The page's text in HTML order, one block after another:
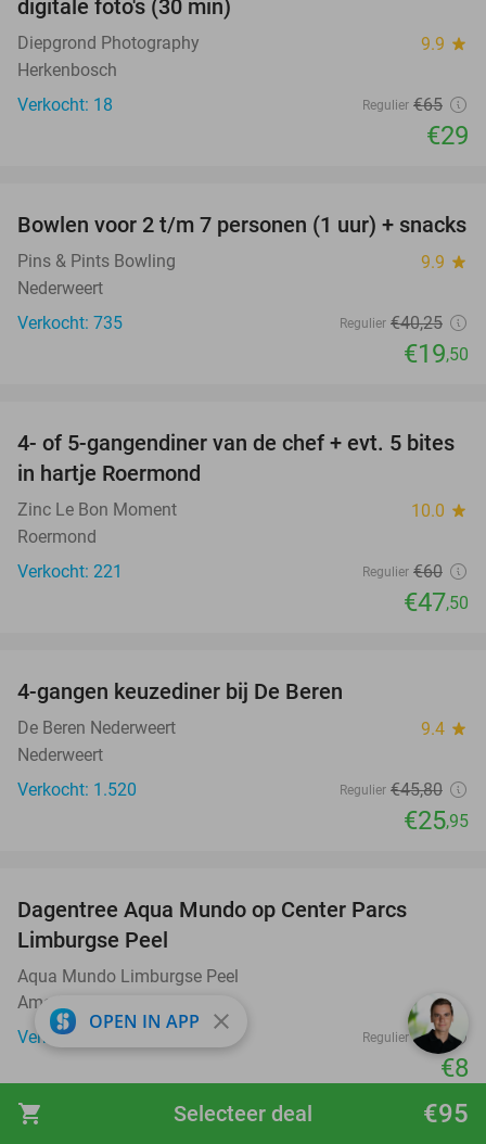
shopping_cart €95
Selecteer deal
digitale foto's (30 min)
Diepgrond Photography 9.9 star
Herkenbosch
Verkocht: 18
Regulier €65
€29
52%
Bowlen voor 2 t/m 7 personen (1 uur) + snacks
Pins & Pints Bowling 9.9 star
Nederweert
Verkocht: 735
Regulier €40,25
€19,50
21%
4- of 5-gangendiner van de chef + evt. 5 bites
in hartje Roermond
Zinc Le Bon Moment 10.0 star
Roermond
Verkocht: 221
Regulier €60
€47,50
4-gangen keuzediner bij De Beren
De Beren Nederweert 9.4 star
Nederweert
Verkocht: 1.520
Regulier €45,80
€25,95
Dagentree Aqua Mundo op Center Parcs
Limburgse Peel
Aqua Mundo Limburgse Peel
America
Verkocht: 6.949
Regulier €12
€8
favorite_border
OPEN IN APP close